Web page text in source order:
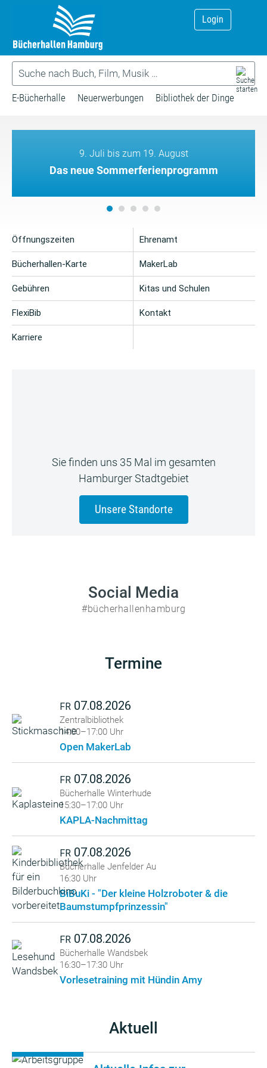
Login
E-Bücherhalle Neuerwerbungen Bibliothek der Dinge
9. Juli bis zum 19. August
Das neue Sommerferienprogramm
Öffnungszeiten
Bücherhallen-Karte
Gebühren
FlexiBib
Karriere
Ehrenamt
MakerLab
Kitas und Schulen
Kontakt
Sie finden uns 35 Mal im gesamten
Hamburger Stadtgebiet
Unsere Standorte
Social Media
#bücherhallenhamburg
Termine
FR 07.08.2026
Zentralbibliothek
14:00–17:00 Uhr
Open MakerLab
FR 07.08.2026
Bücherhalle Winterhude
15:30–17:00 Uhr
KAPLA-Nachmittag
FR 07.08.2026
Bücherhalle Jenfelder Au
16:30 Uhr
BiBuKi - "Der kleine Holzroboter & die
Baumstumpfprinzessin"
FR 07.08.2026
Bücherhalle Wandsbek
16:30–17:30 Uhr
Vorlesetraining mit Hündin Amy
Aktuell